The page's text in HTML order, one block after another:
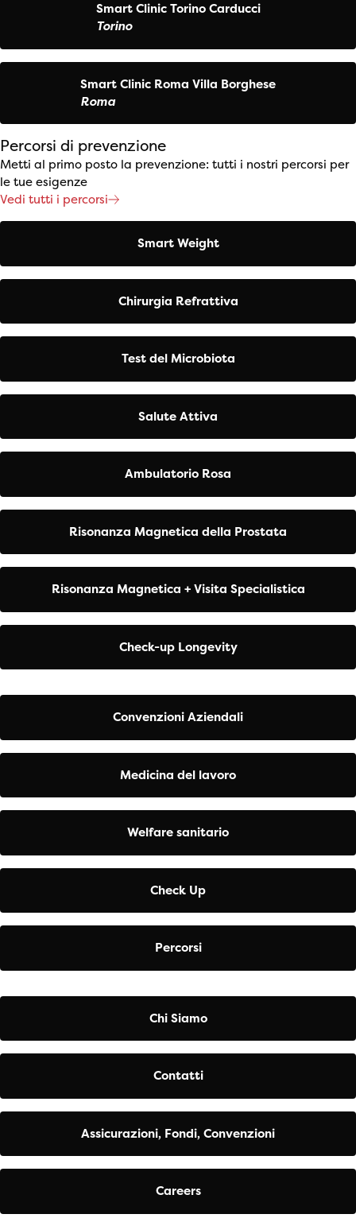
Smart Clinic Torino Carducci
Torino
Smart Clinic Roma Villa Borghese
Roma
Percorsi di prevenzione
Metti al primo posto la prevenzione: tutti i nostri percorsi per
le tue esigenze
Vedi tutti i percorsi
Smart Weight
Chirurgia Refrattiva
Test del Microbiota
Salute Attiva
Ambulatorio Rosa
Risonanza Magnetica della Prostata
Risonanza Magnetica + Visita Specialistica
Check-up Longevity
Convenzioni Aziendali
Medicina del lavoro
Welfare sanitario
Check Up
Percorsi
Chi Siamo
Contatti
Assicurazioni, Fondi, Convenzioni
Careers